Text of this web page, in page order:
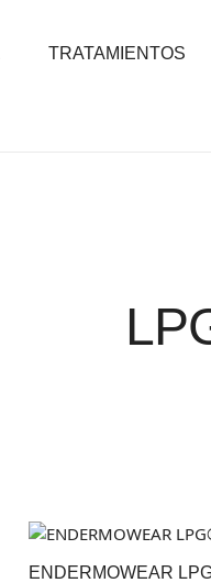
TRATAMIENTOS
ENDERMOWEAR